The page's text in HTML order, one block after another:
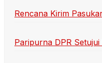
Rencana Kirim
Paripurna DPR